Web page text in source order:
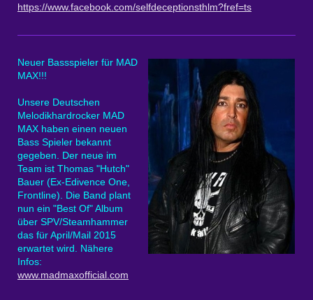
https://www.facebook.com/selfdeceptionsthlm?fref=ts
Neuer Bassspieler für MAD
MAX!!!
Unsere Deutschen
Melodikhardrocker MAD
MAX haben einen neuen
Bass Spieler bekannt
gegeben. Der neue im
Team ist Thomas "Hutch"
Bauer (Ex-Edivence One,
Frontline). Die Band plant
nun ein "Best Of" Album
über SPV/Steamhammer
das für April/Mail 2015
erwartet wird. Nähere
Infos:
www.madmaxofficial.com